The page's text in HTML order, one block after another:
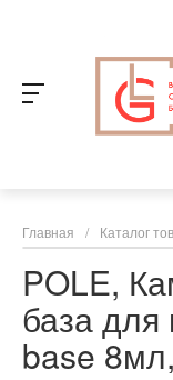
Главная / Каталог
POLE,
база для
base